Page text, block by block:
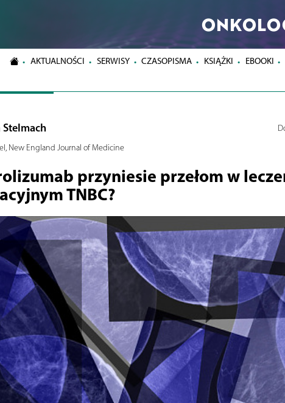
AKTUALNOŚCI SERWISY CZASOPISMA KSIĄŻKI EBOOKI
New England Journal of Medicine
przyniesie przełom w
TNBC?